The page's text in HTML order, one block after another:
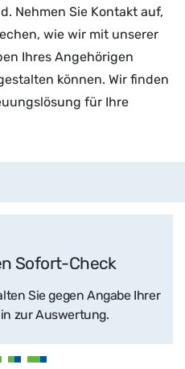
Nehmen Sie Kontakt auf,
wie wir mit unserer
Ihres Angehörigen
können. Wir finden
für Ihre
Sofort-Check
Sie gegen Angabe Ihrer
zur Auswertung.